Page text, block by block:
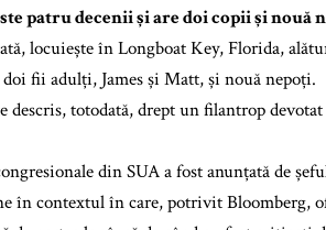
patru decenii și are doi copii și nouă
locuiește în Longboat Key, Florida,
fii adulți, James și Matt, și nouă nepoți.
descris, totodată, drept un filantrop
din SUA a fost anunțată de
în contextul în care, potrivit Bloomberg,